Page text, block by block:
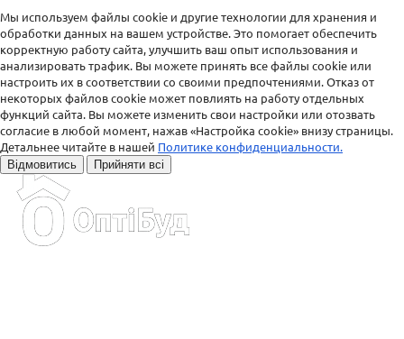
Мы используем файлы cookie и другие технологии для хранения и
обработки данных на вашем устройстве. Это помогает обеспечить
корректную работу сайта, улучшить ваш опыт использования и
анализировать трафик. Вы можете принять все файлы cookie или
настроить их в соответствии со своими предпочтениями. Отказ от
некоторых файлов cookie может повлиять на работу отдельных
функций сайта. Вы можете изменить свои настройки или отозвать
согласие в любой момент, нажав «Настройка cookie» внизу страницы.
Детальнее читайте в нашей Политике конфиденциальности.
Відмовитись Прийняти всі